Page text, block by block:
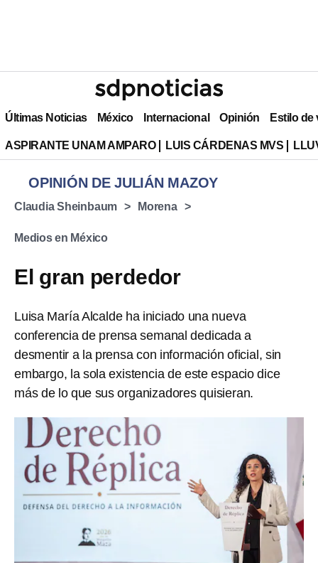
Últimas Noticias México Internacional Opinión Estilo de
ASPIRANTE UNAM AMPARO LUIS CÁRDENAS MVS
OPINIÓN DE JULIÁN MAZOY
Claudia Sheinbaum Morena
Medios en México
El gran perdedor
Luisa María Alcalde ha iniciado una nueva
conferencia de prensa semanal dedicada a
desmentir a la prensa con información oficial, sin
embargo, la sola existencia de este espacio dice
más de lo que sus organizadores quisieran.